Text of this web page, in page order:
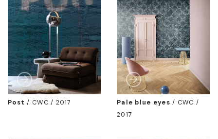
Post / CWC / 2017 Pale blue eyes / CWC /
2017